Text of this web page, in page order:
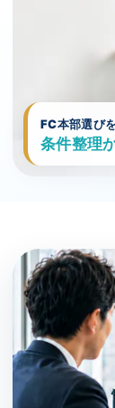
FC本部選び
条件整理